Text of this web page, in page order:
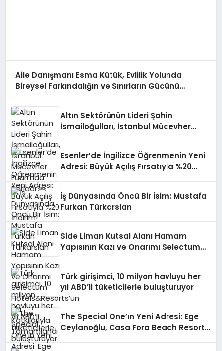
Aile Danışmanı Esma Kütük, Evlilik Yolunda
Bireysel Farkındalığın ve Sınırların Gücünü
Altın Sektörünün Lideri Şahin
İsmailoğulları, İstanbul Mücevher
Esenler’de İngilizce Öğrenmenin Yeni
Adresi: Büyük Açılış Fırsatıyla %20
İş Dünyasında Öncü Bir İsim: Mustafa
Furkan Türkarslan
Side Liman Kutsal Alanı Hamam
Yapısının Kazı ve Onarımı Selectum
Türk girişimci, 10 milyon havluyu her
yıl ABD’li tüketicilerle buluşturuyor
The Special One’ın Yeni Adresi: Ege
Ceylanoğlu, Casa Fora Beach Resort